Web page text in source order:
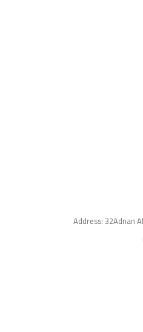
Address: 32Adnan